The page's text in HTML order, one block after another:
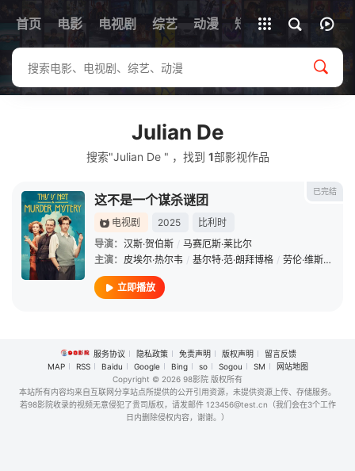
首页 电影 电视剧 综艺 动漫 短剧
全部影片
Julian De
搜索"Julian De " ，找到 1部影视作品
已完结
这不是一个谋杀谜团
电视剧 2025
比利时
导演： 汉斯·贺伯斯 / 马赛厄斯·莱比尔
主演： 皮埃尔·热尔韦 / 基尔特·范·朗拜博格 / 劳伦·维斯尼克
立即播放
服务协议 隐私政策 免责声明 版权声明
留言反馈
MAP
RSS Baidu Google Bing so Sogou SM
网站地图
Copyright © 2026 98影院 版权所有
本站所有内容均来自互联网分享站点所提供的公开引用资源，未提供资源上传、存储服务。
若98影院收录的视频无意侵犯了贵司版权，请发邮件 123456@test.cn（我们会在3个工作
日内删除侵权内容，谢谢。）